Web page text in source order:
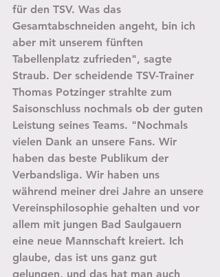
für den TSV. Was das
Gesamtabschneiden angeht, bin ich
aber mit unserem fünften
Tabellenplatz zufrieden", sagte
Straub. Der scheidende TSV-Trainer
Thomas Potzinger strahlte zum
Saisonschluss nochmals ob der guten
Leistung seines Teams. "Nochmals
vielen Dank an unsere Fans. Wir
haben das beste Publikum der
Verbandsliga. Wir haben uns
während meiner drei Jahre an unsere
Vereinsphilosophie gehalten und vor
allem mit jungen Bad Saulgauern
eine neue Mannschaft kreiert. Ich
glaube, das ist uns ganz gut
gelungen, und das hat man auch